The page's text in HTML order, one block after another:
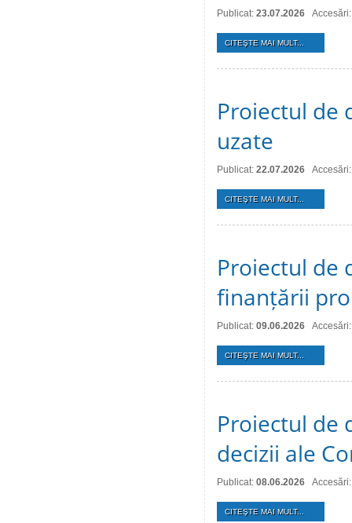
Publicat: 23.07.2026
CITEŞTE MAI MULT...
Proiectul de
uzate
Publicat: 22.07.2026
CITEŞTE MAI MULT...
Proiectul de
finanțării
Publicat: 09.06.2026
CITEŞTE MAI MULT...
Proiectul de
decizii ale
Publicat: 08.06.2026
CITEŞTE MAI MULT...